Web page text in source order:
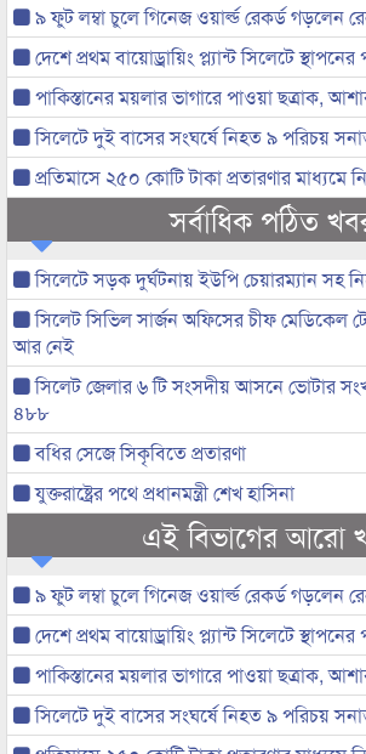
৯ ফুট লম্বা চুলে গিনেজ ওয়ার্ল্ড রেকর্ড গড়লেন
দেশে প্রথম বায়োড্রায়িং প্ল্যান্ট সিলেটে
পাকিস্তানের ময়লার ভাগারে পাওয়া ছত্রাক,
সিলেটে দুই বাসের সংঘর্ষে নিহত ৯ পরিচয়
প্রতিমাসে ২৫০ কোটি টাকা প্রতারণার মাধ্যমে
সর্বাধিক পঠিত
সিলেটে সড়ক দুর্ঘটনায় ইউপি চেয়ারম্যান সহ
সিলেট সিভিল সার্জন অফিসের চীফ
আর নেই
সিলেট জেলার ৬ টি সংসদীয় আসনে ভোটার
৪৮৮
বধির সেজে সিকৃবিতে প্রতারণা
যুক্তরাষ্ট্রের পথে প্রধানমন্ত্রী শেখ হাসিনা
এই বিভাগের আরো
৯ ফুট লম্বা চুলে গিনেজ ওয়ার্ল্ড রেকর্ড গড়লেন
দেশে প্রথম বায়োড্রায়িং প্ল্যান্ট সিলেটে
পাকিস্তানের ময়লার ভাগারে পাওয়া ছত্রাক,
সিলেটে দুই বাসের সংঘর্ষে নিহত ৯ পরিচয়